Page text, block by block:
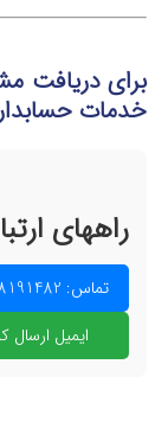
برای دریافت
خدمات
راههای
تماس: 02188191482
ایمیل ارسال